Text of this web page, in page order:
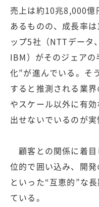
売上は約10兆8,000億
あるものの、成長率
ップ5社（NTTデータ
IBM）がそのジェア
化”が進んでいる。そ
すると推測される業
やスケール以外に有
出せないでいるのが実
顧客との関係に着目
位的で囲い込み、開
といった“互恵的”な
ている。